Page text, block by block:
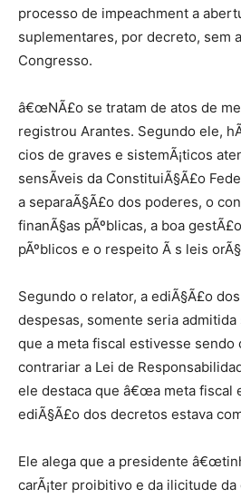
processo de impeachment a
suplementares, por decreto, sem
Congresso.
â€œNÃ£o se tratam de atos de
registrou Arantes. Segundo ele,
cios de graves e sistemÃ¡ticos
sensÃ­veis da ConstituiÃ§Ã£o
a separaÃ§Ã£o dos poderes, o
finanÃ§as pÃºblicas, a boa
pÃºblicos e o respeito Ã s leis
Segundo o relator, a ediÃ§Ã£o
despesas, somente seria admitida
que a meta fiscal estivesse sendo
contrariar a Lei de
ele destaca que â€œa meta fiscal
ediÃ§Ã£o dos decretos estava
Ele alega que a presidente
carÃ¡ter proibitivo e da ilicitude da